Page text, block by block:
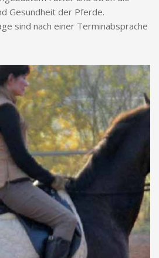
Gesundheit der Pferde.
sind nach einer Terminabsprache